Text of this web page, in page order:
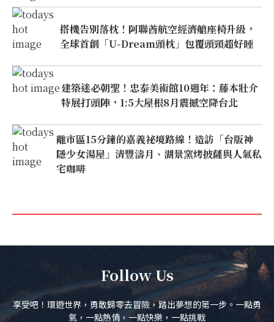
搭機告別落枕！阿聯酋航空經濟艙座椅升級，
全球首創「U-Dream頭枕」包覆頭頸超好睡
建築迷必朝聖！忠泰美術館10週年：藤本壯介
特展打頭陣，1:5大屋根8月震撼空降台北
離市區15分鐘的嘉義祕境路線！造訪「台版神
隱少女湯屋」清豐濤月、湖景窯烤披薩與人氣私
宅咖啡
Follow Us
享受吧！環遊世界，勇敢歸零去冒險，踏出夢想的第一步。一點勇
氣，一點熱情，一點快樂，一點挑戰